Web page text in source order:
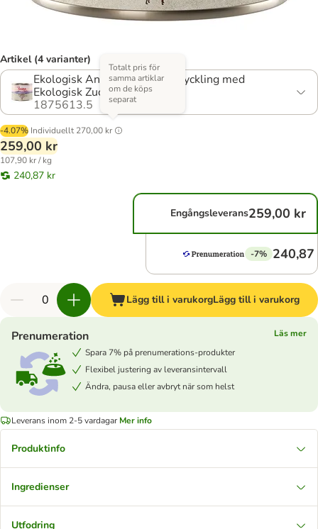
Artikel (4 varianter)
Ekologisk Anka & Ekologisk Kyckling med
Ekologisk Zucchini
1875613.5
-4.07% Individuellt 270,00 kr
Totalt pris för
samma artiklar
om de köps
separat
259,00 kr
107,90 kr / kg
240,87 kr
Engångsleverans259,00 kr
-7% 240,87
Lägg till i varukorgLägg till i varukorg
Prenumeration
Läs mer
Spara 7% på prenumerations-produkter
Flexibel justering av leveransintervall
Ändra, pausa eller avbryt när som helst
Leverans inom 2-5 vardagar Mer info
Produktinfo
Ingredienser
Utfodring